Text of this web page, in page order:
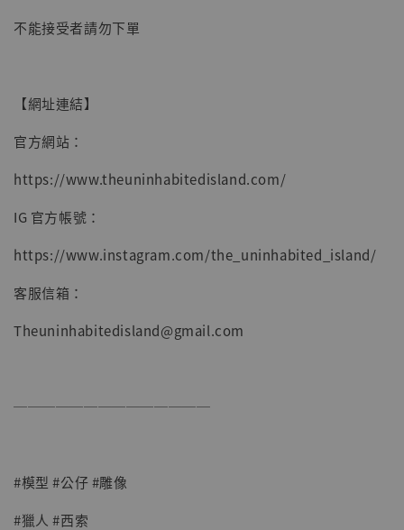
不能接受者請勿下單
【網址連結】
官方網站：
https://www.theuninhabitedisland.com/
IG 官方帳號：
https://www.instagram.com/the_uninhabited_island/
客服信箱：
Theuninhabitedisland@gmail.com
──────────────
#模型 #公仔 #雕像
#獵人 #西索